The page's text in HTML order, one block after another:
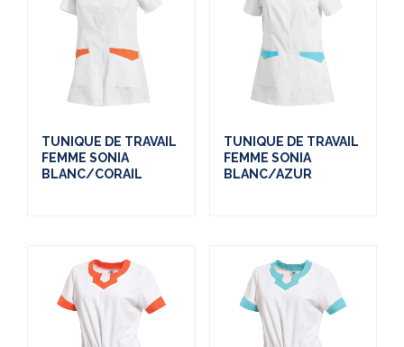
TUNIQUE DE TRAVAIL
FEMME SONIA
BLANC/CORAIL
TUNIQUE DE TRAVAIL
FEMME SONIA
BLANC/AZUR